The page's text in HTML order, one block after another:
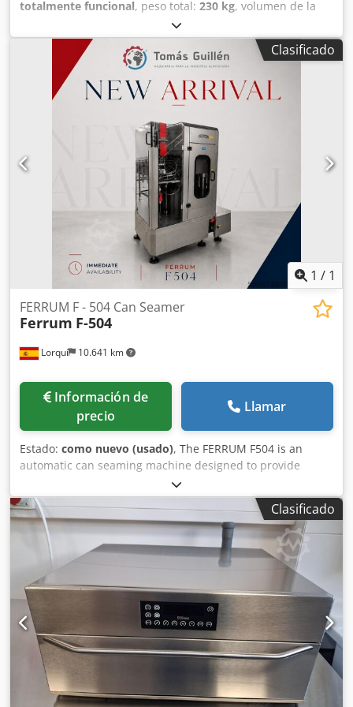
totalmente funcional, peso total: 230 kg, volumen de la
, Tolva vaciadora de sacos apta para uso
alimentario Puerta de apertura vertical hacia arriba
Ventana de inspección de plexiglás transparente Junta de
puerta de EPDM apta para uso alimentario Asas tubulares
redondas Rejilla extraíble – 5 mm de espesor, malla de
20×20 mm 3 tubos de aspiración Ø60 mm con reducción a
Ø50 mm, caudal de aspiración regulable según
especificaciones Conexión para sensor de nivel G1"1/2
(ubicado en el último tercio) Fabricada íntegramente en
acero inoxidable AISI 304 Peso total: 230 kg Dcodpfxjw
Sddis Amlek Acabado interior pulido
Clasificado
1 / 1
Lorquí 10.641 km
FERRUM F - 504 Can Seamer
Ferrum F-504
Información de
precio
Llamar
Estado: como nuevo (usado), The FERRUM F504 is an
automatic can seaming machine designed to provide
reliable, hermetic sealing of metal cans in food processing
lines. Equipped with 4 seaming heads, it delivers high
productivity and consistent seam quality, ensuring precise
and dependable operation in continuous production
environments. This machine is currently configured for 99
mm can diameter and offers a production capacity ranging
from 100 to 360 cans per minute, depending on the
product, container type and operating conditions. Its
robust construction and Ferrum's renowned engineering
make it an ideal solution for manufacturers seeking high
performance, operational reliability and long service life.
Designed for continuous operation, the FERRUM F504
combines accurate seam integrity with low maintenance
requirements. Technical Specifications Dcedpfoznh N Hox
Clasificado